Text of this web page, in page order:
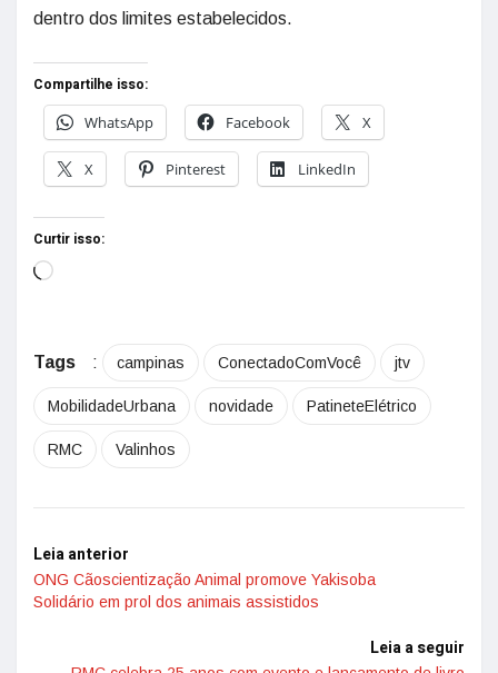
dentro dos limites estabelecidos.
Compartilhe isso:
WhatsApp
Facebook X
X Pinterest LinkedIn
Curtir isso:
Tags : campinas ConectadoComVocê jtv
MobilidadeUrbana novidade PatineteElétrico
RMC Valinhos
Leia anterior
ONG Cãoscientização Animal promove Yakisoba
Solidário em prol dos animais assistidos
Leia a seguir